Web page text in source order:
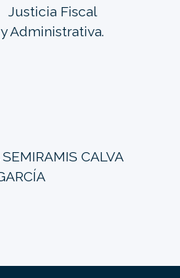
Justicia Fiscal
y Administrativa.
CALVA